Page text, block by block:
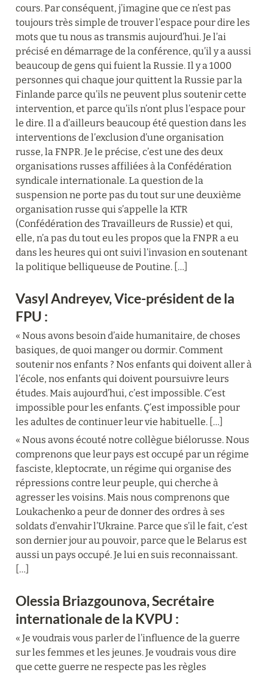
cours. Par conséquent, j’imagine que ce n’est pas
toujours très simple de trouver l’espace pour dire les
mots que tu nous as transmis aujourd’hui. Je l’ai
précisé en démarrage de la conférence, qu’il y a aussi
beaucoup de gens qui fuient la Russie. Il y a 1000
personnes qui chaque jour quittent la Russie par la
Finlande parce qu’ils ne peuvent plus soutenir cette
intervention, et parce qu’ils n’ont plus l’espace pour
le dire. Il a d’ailleurs beaucoup été question dans les
interventions de l’exclusion d’une organisation
russe, la FNPR. Je le précise, c’est une des deux
organisations russes affiliées à la Confédération
syndicale internationale. La question de la
suspension ne porte pas du tout sur une deuxième
organisation russe qui s’appelle la KTR
(Confédération des Travailleurs de Russie) et qui,
elle, n’a pas du tout eu les propos que la FNPR a eu
dans les heures qui ont suivi l’invasion en soutenant
la politique belliqueuse de Poutine. […]
Vasyl Andreyev, Vice-président de la
FPU :
« Nous avons besoin d’aide humanitaire, de choses
basiques, de quoi manger ou dormir. Comment
soutenir nos enfants ? Nos enfants qui doivent aller à
l’école, nos enfants qui doivent poursuivre leurs
études. Mais aujourd’hui, c’est impossible. C’est
impossible pour les enfants. Ç’est impossible pour
les adultes de continuer leur vie habituelle. […]
« Nous avons écouté notre collègue biélorusse. Nous
comprenons que leur pays est occupé par un régime
fasciste, kleptocrate, un régime qui organise des
répressions contre leur peuple, qui cherche à
agresser les voisins. Mais nous comprenons que
Loukachenko a peur de donner des ordres à ses
soldats d’envahir l’Ukraine. Parce que s’il le fait, c’est
son dernier jour au pouvoir, parce que le Belarus est
aussi un pays occupé. Je lui en suis reconnaissant.
[…]
Olessia Briazgounova, Secrétaire
internationale de la KVPU :
« Je voudrais vous parler de l’influence de la guerre
sur les femmes et les jeunes. Je voudrais vous dire
que cette guerre ne respecte pas les règles